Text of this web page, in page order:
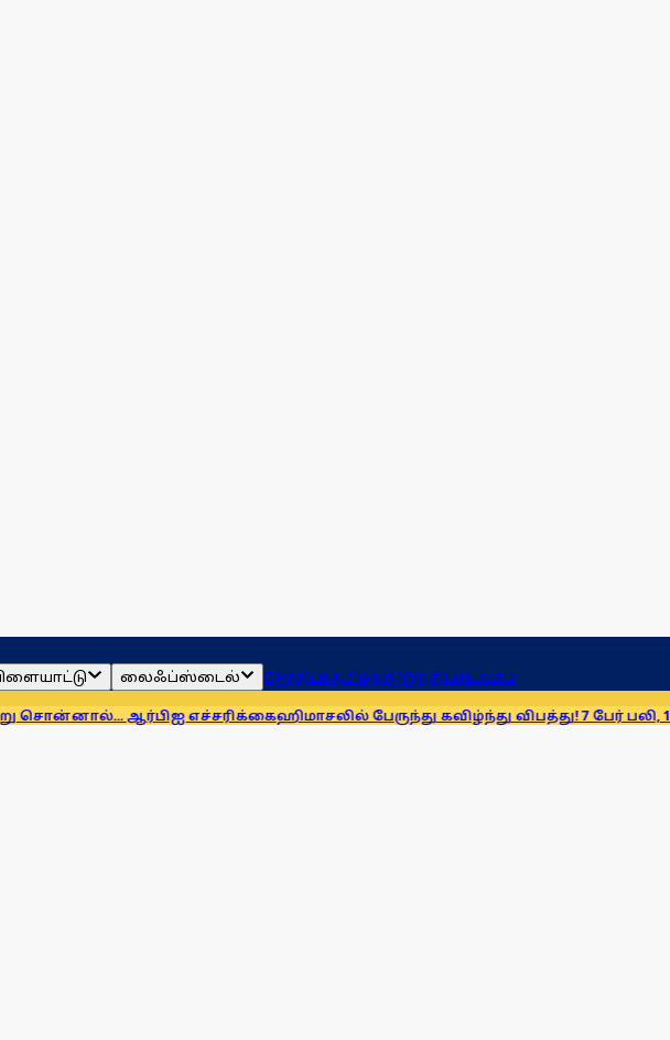
லைஃப்ஸ்டைல் ஜோதிடம்தமிழ்நாடுஇந்தியாஉலகம்
ஆர்பிஐ எச்சரிக்கைஹிமாசலில் பேருந்து கவிழ்ந்து விபத்து! 7 பேர் பலி, 11 பேர் காயம்!